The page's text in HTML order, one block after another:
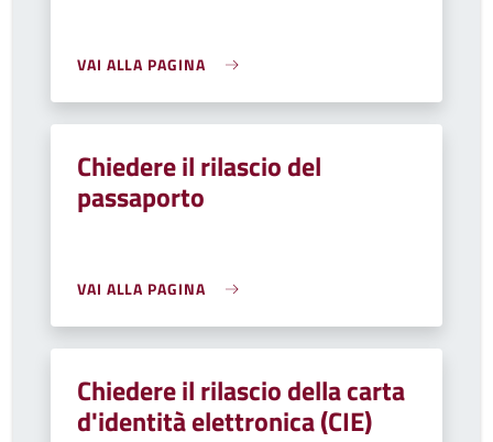
VAI ALLA PAGINA
Chiedere il rilascio del
passaporto
VAI ALLA PAGINA
Chiedere il rilascio della carta
d'identità elettronica (CIE)